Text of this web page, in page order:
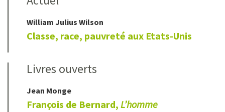
William Julius Wilson
Classe, race, pauvreté aux Etats-Unis
Livres ouverts
Jean Monge
François de Bernard, L’homme